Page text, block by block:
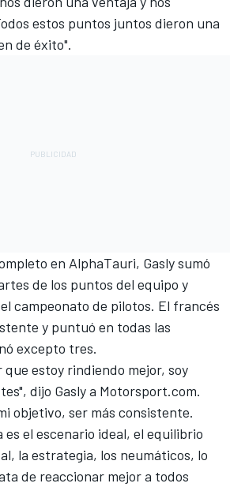
estos puntos juntos dieron una
de éxito".
en AlphaTauri, Gasly sumó
de los puntos del equipo y
campeonato de pilotos. El francés
y puntuó en todas las
excepto tres.
estoy rindiendo mejor, soy
dijo Gasly a Motorsport.com.
objetivo, ser más consistente.
es el escenario ideal, el equilibrio
la estrategia, los neumáticos, lo
de reaccionar mejor a todos